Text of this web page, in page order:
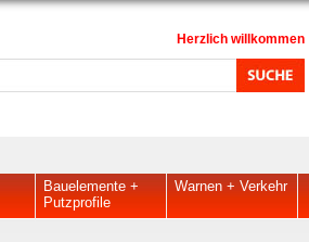
Herzlich willkommen
Bauelemente +
Putzprofile
Warnen + Verkehr